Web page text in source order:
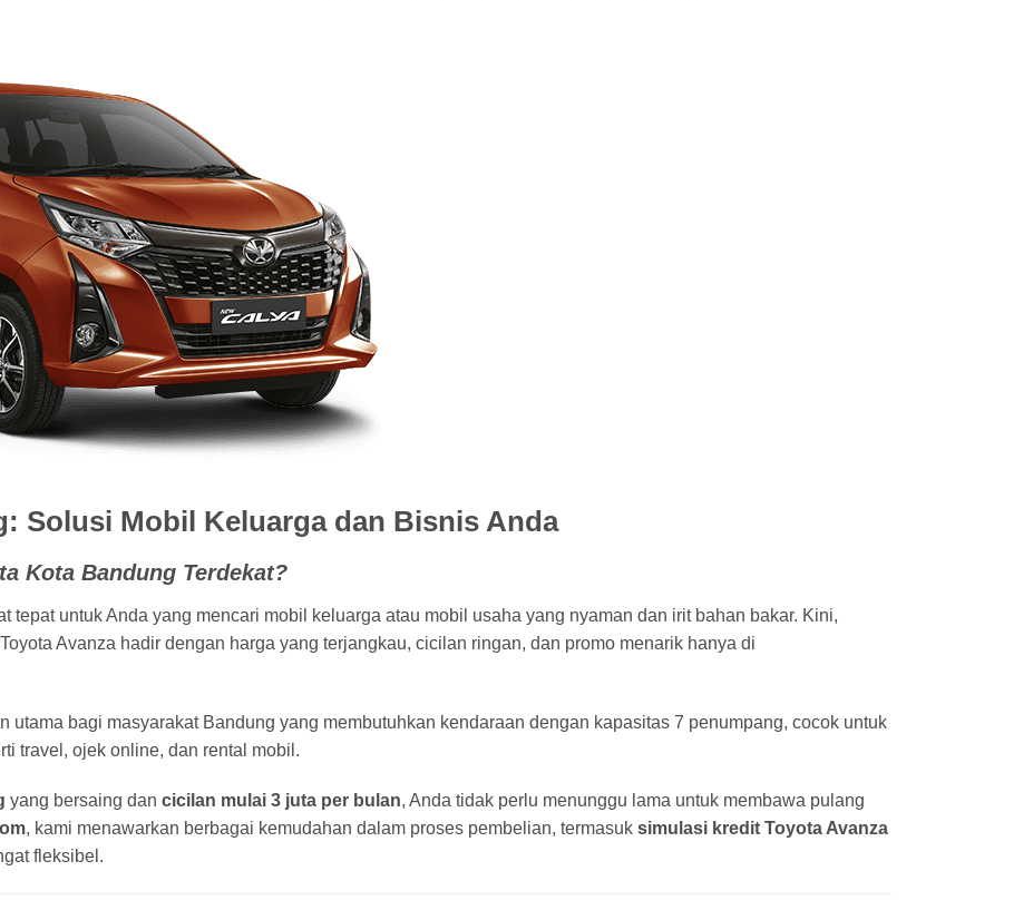
Solusi Mobil Keluarga dan Bisnis Anda
Kota Bandung Terdekat?
tepat untuk Anda yang mencari mobil keluarga atau mobil usaha yang nyaman dan irit bahan bakar. Kini,
Avanza hadir dengan harga yang terjangkau, cicilan ringan, dan promo menarik hanya di
utama bagi masyarakat Bandung yang membutuhkan kendaraan dengan kapasitas 7 penumpang, cocok untuk
travel, ojek online, dan rental mobil.
yang bersaing dan cicilan mulai 3 juta per bulan, Anda tidak perlu menunggu lama untuk membawa pulang
, kami menawarkan berbagai kemudahan dalam proses pembelian, termasuk simulasi kredit Toyota Avanza
fleksibel.